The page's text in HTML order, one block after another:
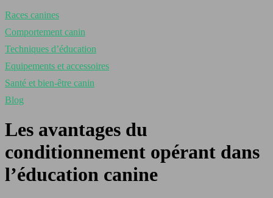
Races canines
Comportement canin
Techniques d’éducation
Equipements et accessoires
Santé et bien-être canin
Blog
Les avantages du
conditionnement opérant dans
l’éducation canine